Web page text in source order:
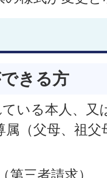
きる方
いる本人、又
属（父母、祖